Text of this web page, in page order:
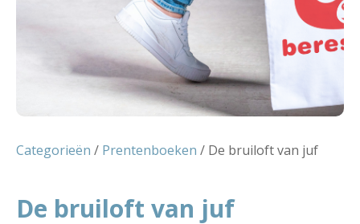
Categorieën / Prentenboeken / De bruiloft van juf
De bruiloft van juf